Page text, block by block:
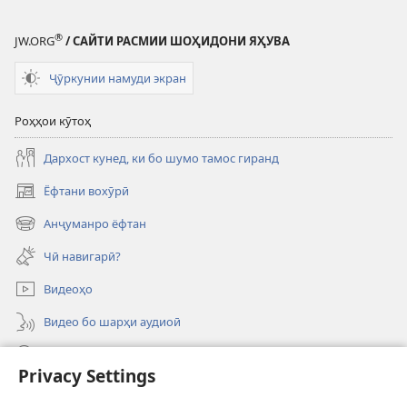
Privacy Settings
JW.ORG® / САЙТИ РАСМИИ ШОҲИДОНИ ЯҲУВА
Ҷӯркунии намуди экран
Роҳҳои кӯтоҳ
Дархост кунед, ки бо шумо тамос гиранд
Ёфтани вохӯрӣ
(дар
саҳифаи
нав
кушода
мешавад)
Анҷуманро ёфтан
(дар
саҳифаи
нав
кушода
мешавад)
Чӣ навигарӣ?
Видеоҳо
Видео бо шарҳи аудиоӣ